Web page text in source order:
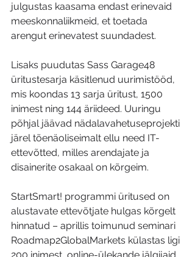
julgustas kaasama endast erinevaid
meeskonnaliikmeid, et toetada
arengut erinevatest suundadest.
Lisaks puudutas Sass Garage48
üritustesarja käsitlenud uurimistööd,
mis koondas 13 sarja üritust, 1500
inimest ning 144 äriideed. Uuringu
põhjal jäävad nädalavahetuseprojekti
järel tõenäoliseimalt ellu need IT-
ettevõtted, milles arendajate ja
disainerite osakaal on kõrgeim.
StartSmart! programmi üritused on
alustavate ettevõtjate hulgas kõrgelt
hinnatud – aprillis toimunud seminari
Roadmap2GlobalMarkets külastas ligi